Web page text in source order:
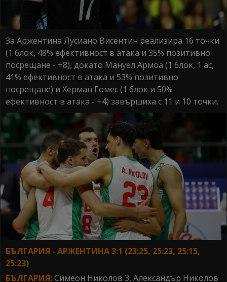
За Аржентина Лусиано Висентин реализира 16 точки
(1 блок, 48% ефективност в атака и 35% позитивно
посрещане - +8), докато Мануел Армоа (1 блок, 1 ас,
41% ефективност в атака и 53% позитивно
посрещане) и Херман Гомес (1 блок и 50%
ефективност в атака - +4) завършиха с 11 и 10 точки.
БЪЛГАРИЯ - АРЖЕНТИНА 3:1 (23:25, 25:23, 25:15,
25:23)
БЪЛГАРИЯ:Симеон Николов 3, Александър Николов